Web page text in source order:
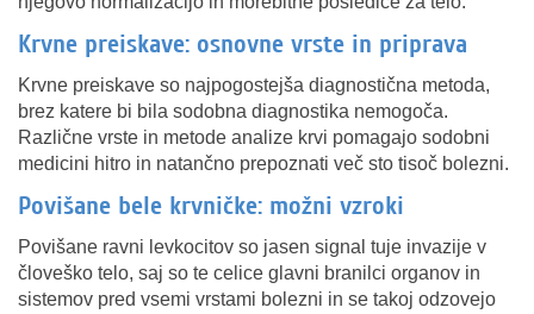
Krvne preiskave: osnovne vrste in priprava
Krvne preiskave so najpogostejša diagnostična metoda,
brez katere bi bila sodobna diagnostika nemogoča.
Različne vrste in metode analize krvi pomagajo sodobni
medicini hitro in natančno prepoznati več sto tisoč bolezni.
Povišane bele krvničke: možni vzroki
Povišane ravni levkocitov so jasen signal tuje invazije v
človeško telo, saj so te celice glavni branilci organov in
sistemov pred vsemi vrstami bolezni in se takoj odzovejo